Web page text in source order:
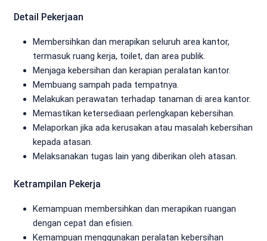
Detail Pekerjaan
Membersihkan dan merapikan seluruh area kantor,
termasuk ruang kerja, toilet, dan area publik.
Menjaga kebersihan dan kerapian peralatan kantor.
Membuang sampah pada tempatnya.
Melakukan perawatan terhadap tanaman di area kantor.
Memastikan ketersediaan perlengkapan kebersihan.
Melaporkan jika ada kerusakan atau masalah kebersihan
kepada atasan.
Melaksanakan tugas lain yang diberikan oleh atasan.
Ketrampilan Pekerja
Kemampuan membersihkan dan merapikan ruangan
dengan cepat dan efisien.
Kemampuan menggunakan peralatan kebersihan